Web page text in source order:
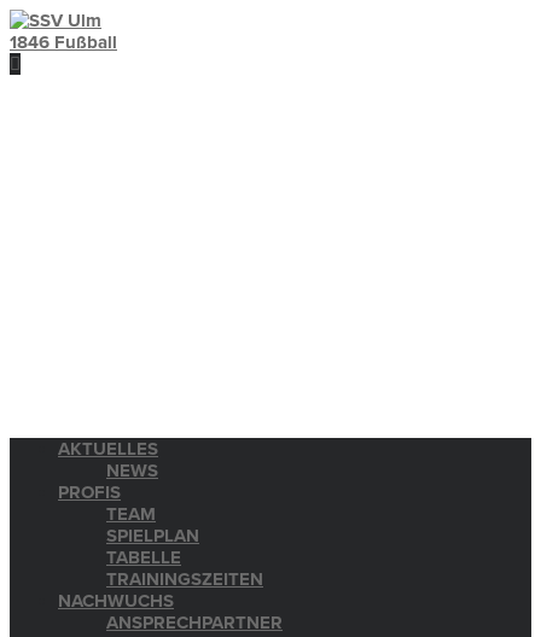
AKTUELLES
NEWS
PROFIS
TEAM
SPIELPLAN
TABELLE
TRAININGSZEITEN
NACHWUCHS
ANSPRECHPARTNER